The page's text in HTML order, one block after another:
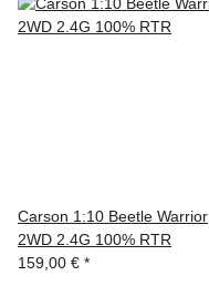
Carson 1:10 Beetle Warrior
2WD 2.4G 100% RTR
159,00 € *